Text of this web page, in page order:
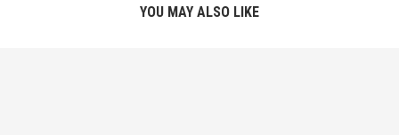
YOU MAY ALSO LIKE